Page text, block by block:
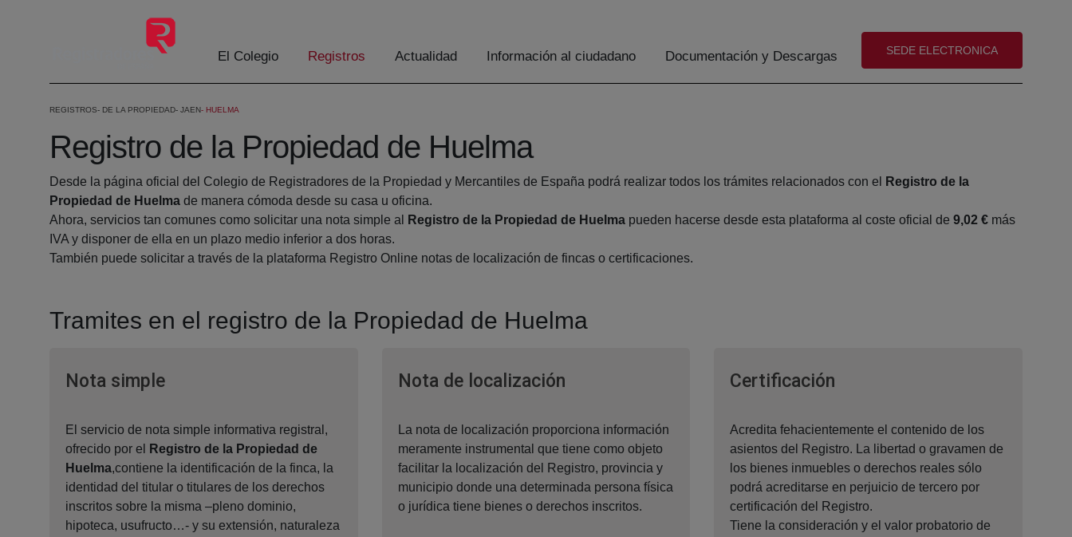
Saltar al contenido principal
El Colegio Registros Actualidad Información al ciudadano Documentación y Descargas (abre en nueva ventana)
SEDE ELECTRONICA
REGISTROS DE LA PROPIEDAD JAEN HUELMA
Registro de la Propiedad de Huelma
Desde la página oficial del Colegio de Registradores de la Propiedad y Mercantiles de España podrá realizar todos los trámites relacionados con el
Registro de la
Propiedad de Huelma de manera cómoda desde su casa u oficina.
Ahora, servicios tan comunes como solicitar una nota simple al
Registro de la Propiedad de Huelma pueden hacerse desde esta plataforma al coste oficial de 9,02 € más
IVA y disponer de ella en un plazo medio inferior a dos horas.
También puede solicitar a través de la plataforma Registro Online notas de localización de fincas o certificaciones.
Tramites en el registro de la Propiedad de Huelma
Nota simpleVentana nueva
El servicio de nota simple informativa registral,
ofrecido por el
Registro de la Propiedad de
Huelma,contiene la identificación de la finca, la
identidad del titular o titulares de los derechos
inscritos sobre la misma –pleno dominio,
hipoteca, usufructo…- y su extensión, naturaleza
Nota de localizaciónVentana nueva
La nota de localización proporciona información
meramente instrumental que tiene como objeto
facilitar la localización del Registro, provincia y
municipio donde una determinada persona física
o jurídica tiene bienes o derechos inscritos.
Certificación
Acredita fehacientemente el contenido de los
asientos del Registro. La libertad o gravamen de
los bienes inmuebles o derechos reales sólo
podrá acreditarse en perjuicio de tercero por
certificación del Registro.
Tiene la consideración y el valor probatorio de